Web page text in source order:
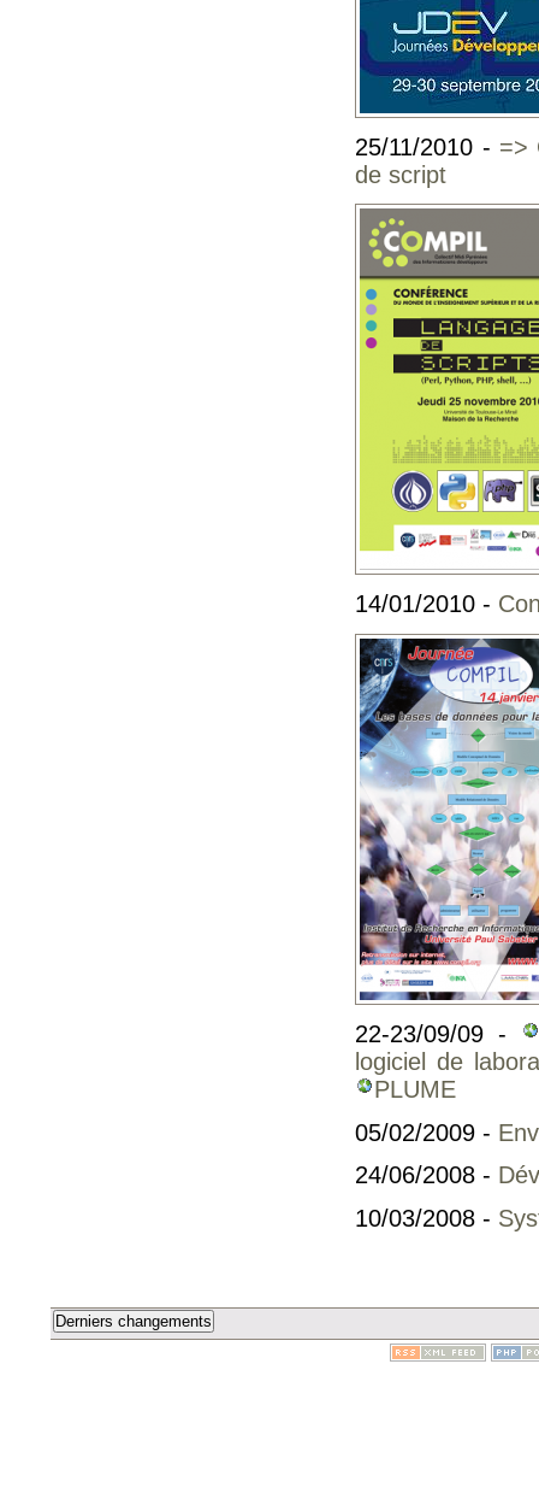
25/11/2010 - =>
de script
14/01/2010 -
22-23/09/09 -
logiciel de
PLUME
05/02/2009 -
24/06/2008 -
10/03/2008 -
Derniers changements